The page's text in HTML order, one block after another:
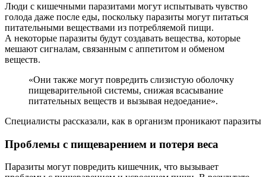
Люди с кишечными паразитами могут испытывать чувство
голода даже после еды, поскольку паразиты могут питаться
питательными веществами из потребляемой пищи.
А некоторые паразиты будут создавать вещества, которые
мешают сигналам, связанным с аппетитом и обменом
веществ.
«Они также могут повредить слизистую оболочку
пищеварительной системы, снижая всасывание
питательных веществ и вызывая недоедание».
Специалисты рассказали, как в организм проникают паразиты
Проблемы с пищеварением и потеря веса
Паразиты могут повредить кишечник, что вызывает